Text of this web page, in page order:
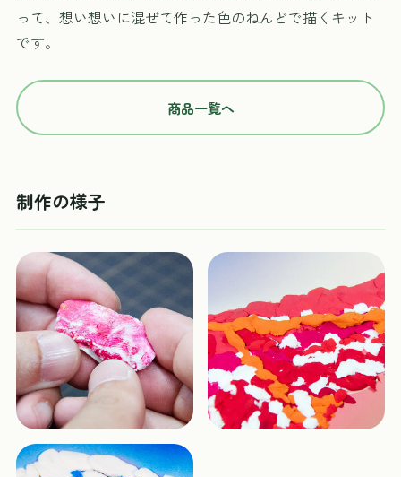
って、想い想いに混ぜて作った色のねんどで描くキット
です。
商品一覧へ
制作の様子